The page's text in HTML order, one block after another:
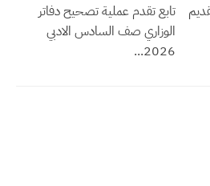
تابع تقدم عملية تصحيح دفاتر
الوزاري صف السادس الادبي
2026...